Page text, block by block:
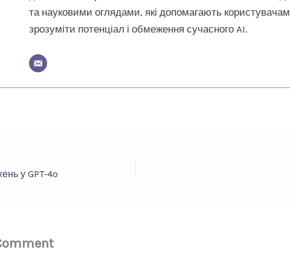
та науковими оглядами, які допомагають користувачам
зрозуміти потенціал і обмеження сучасного AI.
у GPT‑4o